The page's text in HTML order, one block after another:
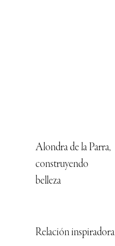
Alondra de la Parra,
construyendo
belleza
Relación inspiradora